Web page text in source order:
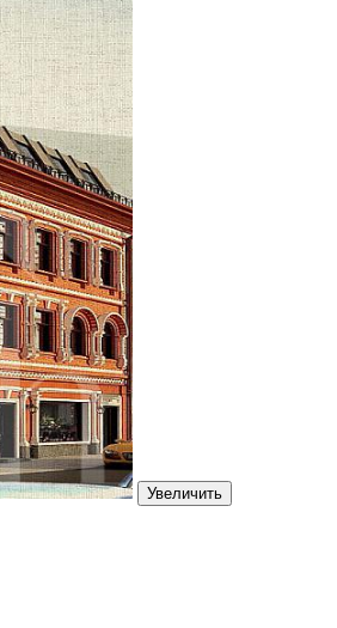
Увеличить